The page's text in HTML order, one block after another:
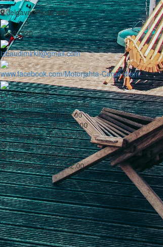
Jelgava, Pasta sala
26434520
izbaudimirkli@gmail.com
www.facebook.com/Motorjahta-Carpe-diem
LV, RU, EN, DE
Esmaspäev:10:00-22:00
Teisipäev:10:00-22:00
Kolmapäev:10:00-22:00
Neljapäev:10:00-22:00
Reede:10:00-22:00
Laupäev:10:00-22:00
Pühapäev:10:00-22:00